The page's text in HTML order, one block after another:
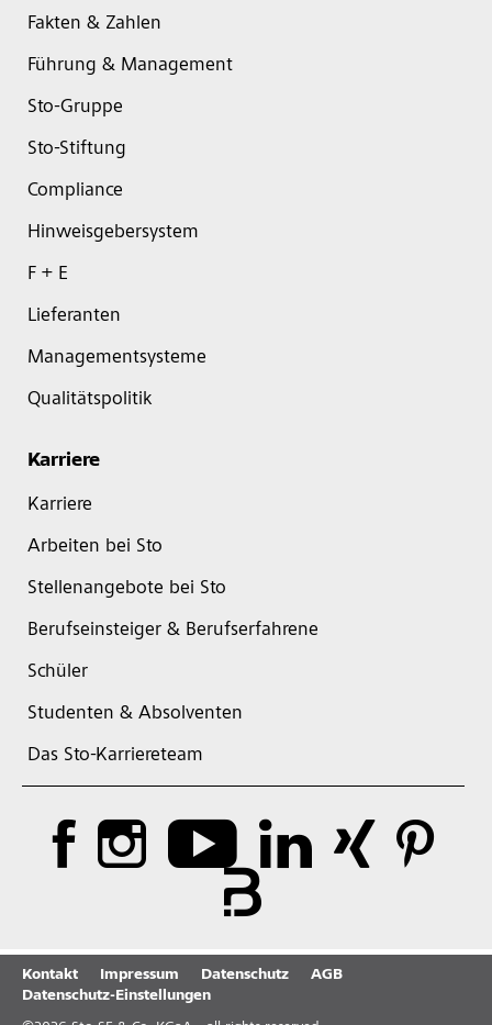
Fakten & Zahlen
Führung & Management
Sto-Gruppe
Sto-Stiftung
Compliance
Hinweisgebersystem
F + E
Lieferanten
Managementsysteme
Qualitätspolitik
Karriere
Karriere
Arbeiten bei Sto
Stellenangebote bei Sto
Berufseinsteiger & Berufserfahrene
Schüler
Studenten & Absolventen
Das Sto-Karriereteam
Kontakt Impressum Datenschutz
AGB
Datenschutz-Einstellungen